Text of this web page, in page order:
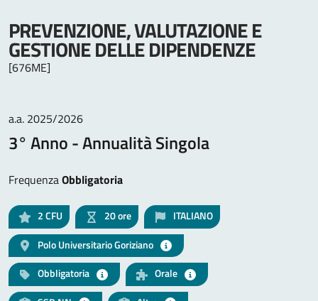
PREVENZIONE, VALUTAZIONE E
GESTIONE DELLE DIPENDENZE
[676ME]
a.a. 2025/2026
3° Anno - Annualità Singola
FrequenzaObbligatoria
2CFU 20 ore
ITALIANO
Polo Universitario Goriziano
Obbligatoria
Orale